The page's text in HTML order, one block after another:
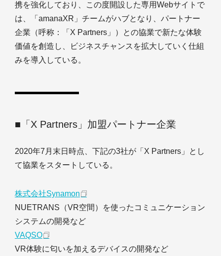
携を強化しており、この度開設した専用Webサイトで
は、「amanaXR」チームがハブとなり、パートナー
企業（呼称：「X Partners」）との協業で新たな体験
価値を創造し、ビジネスチャンスを拡大していく仕組
みを導入している。
■「X Partners」加盟パートナー企業
2020年7月末日時点、下記の3社が「X Partners」とし
て協業をスタートしている。
株式会社Synamon
NUETRANS（VR空間）を使ったコミュニケーション
システムの開発など
VAQSO
VR体験に匂いを加えるデバイスの開発など